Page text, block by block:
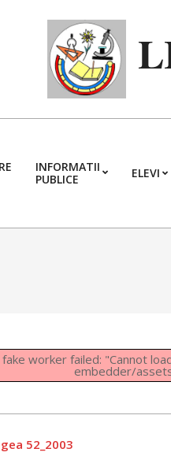
INFORMATII
PUBLICE
ELEVI
worker failed: "Cannot
embedder/
52_2003